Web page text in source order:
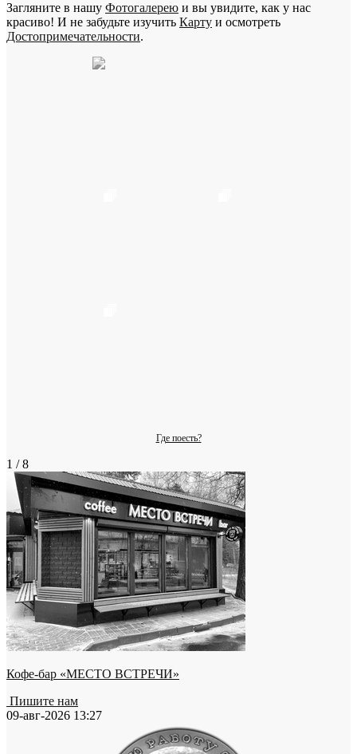
Загляните в нашу Фотогалерею и вы увидите, как у нас
красиво! И не забудьте изучить Карту и осмотреть
Достопримечательности.
Где поесть?
1 / 8
Кофе-бар «МЕСТО ВСТРЕЧИ»
Пишите нам
09-авг-2026 13:27